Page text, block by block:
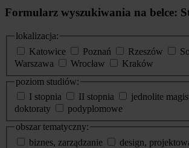
Formularz wyszukiwania na belce:
lokalizacja:
Katowice
Poznań Rzeszów
Warszawa
Wrocław
Kraków
poziom studiów:
I stopnia
II stopnia
jednolite
doktoraty
podyplomowe
obszar tematyczny:
biznes, zarządzanie
design,